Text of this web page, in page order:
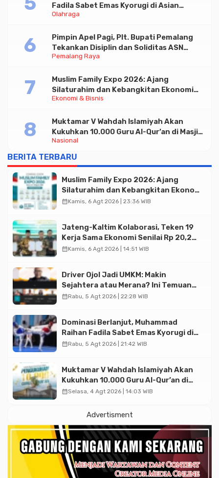
Olahraga
Fadila Sabet Emas Kyorugi di Asian
Taekwondo Indonesia Open 2026
Pemalang Raya
Pimpin Apel Pagi, Plt. Bupati Pemalang
Tekankan Disiplin dan Soliditas ASN
untuk Pelayanan Publik
Ekonomi & Bisnis
Muslim Family Expo 2026: Ajang
Silaturahim dan Kebangkitan Ekonomi
Halal di Jakarta
Nasional
Muktamar V Wahdah Islamiyah Akan
Kukuhkan 10.000 Guru Al-Qur’an di Masjid
Istiqlal
BERITA TERBARU
Muslim Family Expo 2026: Ajang
Silaturahim dan Kebangkitan Ekonomi
Halal di Jakarta
calendar_monthKamis, 6 Agt 2026 | 23:36 WIB
Jateng-Kaltim Kolaborasi, Teken 19
Kerja Sama Ekonomi Senilai Rp 20,2
Triliun
calendar_monthKamis, 6 Agt 2026 | 14:51 WIB
Driver Ojol Jadi UMKM: Makin
Sejahtera atau Merana? Ini Temuan
Diskusi Paramadina
calendar_monthRabu, 5 Agt 2026 | 22:28 WIB
Dominasi Berlanjut, Muhammad
Raihan Fadila Sabet Emas Kyorugi di
Asian Taekwondo Indonesia Open
calendar_monthRabu, 5 Agt 2026 | 21:42 WIB
Muktamar V Wahdah Islamiyah Akan
Kukuhkan 10.000 Guru Al-Qur’an di
Masjid Istiqlal
calendar_monthSelasa, 4 Agt 2026 | 14:03 WIB
Advertisment